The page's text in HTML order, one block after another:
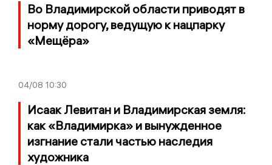
Во Владимирской области приводят в
норму дорогу, ведущую к нацпарку
«Мещёра»
04/08 10:30
Исаак Левитан и Владимирская земля:
как «Владимирка» и вынужденное
изгнание стали частью наследия
художника